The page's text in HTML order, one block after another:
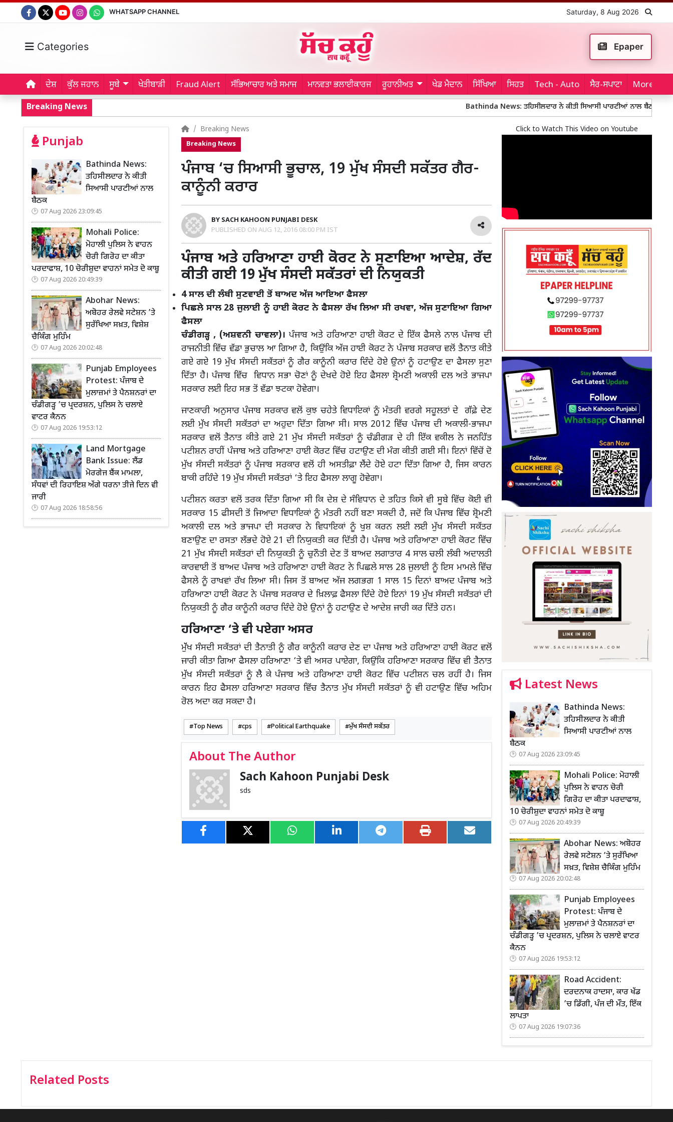
WHATSAPP CHANNEL Saturday, 8 Aug 2026
Categories Epaper
ਦੇਸ਼ ਕੁੱਲ ਜਹਾਨ ਸੂਬੇ ਖੇਤੀਬਾੜੀ Fraud Alert ਸੱਭਿਆਚਾਰ ਅਤੇ ਸਮਾਜ ਮਾਨਵਤਾ ਭਲਾਈਕਾਰਜ ਰੂਹਾਨੀਅਤ ਖੇਡ ਮੈਦਾਨ ਸਿੱਖਿਆ ਸਿਹਤ Tech - Auto ਸੈਰ-ਸਪਾਟਾ More...
Breaking News Bathinda News: ਤਹਿਸੀਲਦਾਰ ਨੇ ਕੀਤੀ ਸਿਆਸੀ ਪਾਰਟੀਆਂ ਨਾਲ ਬੈਠਕ
Punjab
Bathinda News:
ਤਹਿਸੀਲਦਾਰ ਨੇ ਕੀਤੀ
ਸਿਆਸੀ ਪਾਰਟੀਆਂ ਨਾਲ
ਬੈਠਕ
07 Aug 2026 23:09:45
Mohali Police:
ਮੋਹਾਲੀ ਪੁਲਿਸ ਨੇ ਵਾਹਨ
ਚੋਰੀ ਗਿਰੋਹ ਦਾ ਕੀਤਾ
ਪਰਦਾਫਾਸ਼, 10 ਚੋਰੀਸ਼ੁਦਾ ਵਾਹਨਾਂ ਸਮੇਤ ਦੋ ਕਾਬੂ
07 Aug 2026 20:49:39
Abohar News:
ਅਬੋਹਰ ਰੇਲਵੇ ਸਟੇਸ਼ਨ ’ਤੇ
ਸੁਰੱਖਿਆ ਸਖ਼ਤ, ਵਿਸ਼ੇਸ਼
ਚੈਕਿੰਗ ਮੁਹਿੰਮ
07 Aug 2026 20:02:48
Punjab Employees
Protest: ਪੰਜਾਬ ਦੇ
ਮੁਲਾਜ਼ਮਾਂ ਤੇ ਪੈਨਸ਼ਨਰਾਂ ਦਾ
ਚੰਡੀਗੜ੍ਹ ’ਚ ਪ੍ਰਦਰਸ਼ਨ, ਪੁਲਿਸ ਨੇ ਚਲਾਏ
ਵਾਟਰ ਕੈਨਨ
07 Aug 2026 19:53:12
Land Mortgage
Bank Issue: ਲੈਂਡ
ਮੋਰਗੇਜ ਬੈਂਕ ਮਾਮਲਾ,
ਸੰਧਵਾਂ ਦੀ ਰਿਹਾਇਸ਼ ਅੱਗੇ ਧਰਨਾ ਤੀਜੇ ਦਿਨ ਵੀ
ਜਾਰੀ
07 Aug 2026 18:58:56
Breaking News
Breaking News
ਪੰਜਾਬ ‘ਚ ਸਿਆਸੀ ਭੂਚਾਲ, 19 ਮੁੱਖ ਸੰਸਦੀ ਸਕੱਤਰ ਗੈਰ-
ਕਾਨੂੰਨੀ ਕਰਾਰ
BY SACH KAHOON PUNJABI DESK
PUBLISHED ON AUG 12, 2016 08:00 PM IST
ਪੰਜਾਬ ਅਤੇ ਹਰਿਆਣਾ ਹਾਈ ਕੋਰਟ ਨੇ ਸੁਣਾਇਆ ਆਦੇਸ਼, ਰੱਦ
ਕੀਤੀ ਗਈ 19 ਮੁੱਖ ਸੰਸਦੀ ਸਕੱਤਰਾਂ ਦੀ ਨਿਯੁਕਤੀ
4 ਸਾਲ ਦੀ ਲੰਬੀ ਸੁਣਵਾਈ ਤੋਂ ਬਾਅਦ ਅੱਜ ਆਇਆ ਫੈਸਲਾ
ਪਿਛਲੇ ਸਾਲ 28 ਜੁਲਾਈ ਨੂੰ ਹਾਈ ਕੋਰਟ ਨੇ ਫੈਸਲਾ ਰੱਖ ਲਿਆ ਸੀ ਰਖਵਾ, ਅੱਜ ਸੁਣਾਇਆ ਗਿਆ
ਫੈਸਲਾ
ਚੰਡੀਗੜ੍ਹ , (ਅਸ਼ਵਨੀ ਚਾਵਲਾ)। ਪੰਜਾਬ ਅਤੇ ਹਰਿਆਣਾ ਹਾਈ ਕੋਰਟ ਦੇ ਇੱਕ ਫੈਸਲੇ ਨਾਲ ਪੰਜਾਬ ਦੀ
ਰਾਜਨੀਤੀ ਵਿੱਚ ਵੱਡਾ ਭੁਚਾਲ ਆ ਗਿਆ ਹੈ, ਕਿਉਂਕਿ ਅੱਜ ਹਾਈ ਕੋਰਟ ਨੇ ਪੰਜਾਬ ਸਰਕਾਰ ਵਲੋਂ ਤੈਨਾਤ ਕੀਤੇ
ਗਏ ਗਏ 19 ਮੁੱਖ ਸੰਸਦੀ ਸਕੱਤਰਾਂ ਨੂੰ ਗੈਰ ਕਾਨੂੰਨੀ ਕਰਾਰ ਦਿੰਦੇ ਹੋਏ ਉਨਾਂ ਨੂੰ ਹਟਾਉਣ ਦਾ ਫੈਸਲਾ ਸੁਣਾ
ਦਿੱਤਾ ਹੈ। ਪੰਜਾਬ ਵਿੱਚ ਵਿਧਾਨ ਸਭਾ ਚੋਣਾਂ ਨੂੰ ਦੇਖਦੇ ਹੋਏ ਇਹ ਫੈਸਲਾ ਸ਼੍ਰੋਮਣੀ ਅਕਾਲੀ ਦਲ ਅਤੇ ਭਾਜਪਾ
ਸਰਕਾਰ ਲਈ ਇਹ ਸਭ ਤੋਂ ਵੱਡਾ ਝਟਕਾ ਹੋਵੇਗਾ।
ਜਾਣਕਾਰੀ ਅਨੁਸਾਰ ਪੰਜਾਬ ਸਰਕਾਰ ਵਲੋਂ ਕੁਝ ਚਹੇਤੇ ਵਿਧਾਇਕਾਂ ਨੂੰ ਮੰਤਰੀ ਵਰਗੇ ਸਹੂਲਤਾਂ ਦੇ ਗੱਫ਼ੇ ਦੇਣ
ਲਈ ਮੁੱਖ ਸੰਸਦੀ ਸਕੱਤਰਾਂ ਦਾ ਅਹੁਦਾ ਦਿੱਤਾ ਗਿਆ ਸੀ। ਸਾਲ 2012 ਵਿੱਚ ਪੰਜਾਬ ਦੀ ਅਕਾਲੀ-ਭਾਜਪਾ
ਸਰਕਾਰ ਵਲੋਂ ਤੈਨਾਤ ਕੀਤੇ ਗਏ 21 ਮੁੱਖ ਸੰਸਦੀ ਸਕੱਤਰਾਂ ਨੂੰ ਚੰਡੀਗੜ ਦੇ ਹੀ ਇੱਕ ਵਕੀਲ ਨੇ ਜਨਹਿੱਤ
ਪਟੀਸ਼ਨ ਰਾਹੀਂ ਪੰਜਾਬ ਅਤੇ ਹਰਿਆਣਾ ਹਾਈ ਕੋਰਟ ਵਿੱਚ ਹਟਾਉਣ ਦੀ ਮੰਗ ਕੀਤੀ ਗਈ ਸੀ। ਇਨਾਂ ਵਿੱਚੋਂ ਦੋ
ਮੁੱਖ ਸੰਸਦੀ ਸਕੱਤਰਾਂ ਨੂੰ ਪੰਜਾਬ ਸਰਕਾਰ ਵਲੋਂ ਹੀ ਅਸਤੀਫ਼ਾ ਲੈਂਦੇ ਹੋਏ ਹਟਾ ਦਿੱਤਾ ਗਿਆ ਹੈ, ਜਿਸ ਕਾਰਨ
ਬਾਕੀ ਰਹਿੰਦੇ 19 ਮੁੱਖ ਸੰਸਦੀ ਸਕੱਤਰਾਂ ‘ਤੇ ਇਹ ਫੈਸਲਾ ਲਾਗੂ ਹੋਵੇਗਾ।
ਪਟੀਸ਼ਨ ਕਰਤਾ ਵਲੋਂ ਤਰਕ ਦਿੱਤਾ ਗਿਆ ਸੀ ਕਿ ਦੇਸ਼ ਦੇ ਸੰਵਿਧਾਨ ਦੇ ਤਹਿਤ ਕਿਸੇ ਵੀ ਸੂਬੇ ਵਿੱਚ ਕੋਈ ਵੀ
ਸਰਕਾਰ 15 ਫੀਸਦੀ ਤੋਂ ਜਿਆਦਾ ਵਿਧਾਇਕਾਂ ਨੂੰ ਮੰਤਰੀ ਨਹੀਂ ਬਣਾ ਸਕਦੀ ਹੈ, ਜਦੋਂ ਕਿ ਪੰਜਾਬ ਵਿੱਚ ਸ਼੍ਰੋਮਣੀ
ਅਕਾਲੀ ਦਲ ਅਤੇ ਭਾਜਪਾ ਦੀ ਸਰਕਾਰ ਨੇ ਵਿਧਾਇਕਾਂ ਨੂੰ ਖੁਸ਼ ਕਰਨ ਲਈ ਲਈ ਮੁੱਖ ਸੰਸਦੀ ਸਕੱਤਰ
ਬਣਾਉਣ ਦਾ ਰਸਤਾ ਲੱਭਦੇ ਹੋਏ 21 ਦੀ ਨਿਯੁਕਤੀ ਕਰ ਦਿੱਤੀ ਹੈ। ਪੰਜਾਬ ਅਤੇ ਹਰਿਆਣਾ ਹਾਈ ਕੋਰਟ ਵਿੱਚ
21 ਮੁੱਖ ਸੰਸਦੀ ਸਕੱਤਰਾਂ ਦੀ ਨਿਯੁਕਤੀ ਨੂੰ ਚੁਨੌਤੀ ਦੇਣ ਤੋਂ ਬਾਅਦ ਲਗਾਤਾਰ 4 ਸਾਲ ਚਲੀ ਲੰਬੀ ਅਦਾਲਤੀ
ਕਾਰਵਾਈ ਤੋਂ ਬਾਅਦ ਪੰਜਾਬ ਅਤੇ ਹਰਿਆਣਾ ਹਾਈ ਕੋਰਟ ਨੇ ਪਿਛਲੇ ਸਾਲ 28 ਜੁਲਾਈ ਨੂੰ ਇਸ ਮਾਮਲੇ ਵਿੱਚ
ਫੈਸਲੇ ਨੂੰ ਰਾਖਵਾਂ ਰੱਖ ਲਿਆ ਸੀ। ਜਿਸ ਤੋਂ ਬਾਅਦ ਅੱਜ ਲਗਭਗ 1 ਸਾਲ 15 ਦਿਨਾਂ ਬਾਅਦ ਪੰਜਾਬ ਅਤੇ
ਹਰਿਆਣਾ ਹਾਈ ਕੋਰਟ ਨੇ ਪੰਜਾਬ ਸਰਕਾਰ ਦੇ ਖ਼ਿਲਾਫ਼ ਫੈਸਲਾ ਦਿੰਦੇ ਹੋਏ ਇਨਾਂ 19 ਮੁੱਖ ਸੰਸਦੀ ਸਕੱਤਰਾਂ ਦੀ
ਨਿਯੁਕਤੀ ਨੂੰ ਗੈਰ ਕਾਨੂੰਨੀ ਕਰਾਰ ਦਿੰਦੇ ਹੋਏ ਉਨਾਂ ਨੂੰ ਹਟਾਉਣ ਦੇ ਆਦੇਸ਼ ਜਾਰੀ ਕਰ ਦਿੱਤੇ ਹਨ।
ਹਰਿਆਣਾ ‘ਤੇ ਵੀ ਪਏਗਾ ਅਸਰ
ਮੁੱੱਖ ਸੰਸਦੀ ਸਕੱਤਰਾਂ ਦੀ ਤੈਨਾਤੀ ਨੂੰ ਗੈਰ ਕਾਨੂੰਨੀ ਕਰਾਰ ਦੇਣ ਦਾ ਪੰਜਾਬ ਅਤੇ ਹਰਿਆਣਾ ਹਾਈ ਕੋਰਟ ਵਲੋਂ
ਜਾਰੀ ਕੀਤਾ ਗਿਆ ਫੈਸਲਾ ਹਰਿਆਣਾ ‘ਤੇ ਵੀ ਅਸਰ ਪਾਏਗਾ, ਕਿਉਂਕਿ ਹਰਿਆਣਾ ਸਰਕਾਰ ਵਿੱਚ ਵੀ ਤੈਨਾਤ
ਮੁੱਖ ਸੰਸਦੀ ਸਕੱਤਰਾਂ ਨੂੰ ਲੈ ਕੇ ਪੰਜਾਬ ਅਤੇ ਹਰਿਆਣਾ ਹਾਈ ਕੋਰਟ ਵਿੱਚ ਪਟੀਸ਼ਨ ਚਲ ਰਹੀਂ ਹੈ। ਜਿਸ
ਕਾਰਨ ਇਹ ਫੈਸਲਾ ਹਰਿਆਣਾ ਸਰਕਾਰ ਵਿੱਚ ਤੈਨਾਤ ਮੁੱਖ ਸੰਸਦੀ ਸਕੱਤਰਾਂ ਨੂੰ ਵੀ ਹਟਾਉਣ ਵਿੱਚ ਅਹਿਮ
ਰੋਲ ਅਦਾ ਕਰ ਸਕਦਾ ਹੈ।
Top News cps Political Earthquake ਮੁੱਖ ਸੰਸਦੀ ਸਕੱਤਰ
About The Author
Sach Kahoon Punjabi Desk
sds
Click to Watch This Video on Youtube
Latest News
Bathinda News:
ਤਹਿਸੀਲਦਾਰ ਨੇ ਕੀਤੀ
ਸਿਆਸੀ ਪਾਰਟੀਆਂ ਨਾਲ
ਬੈਠਕ
07 Aug 2026 23:09:45
Mohali Police: ਮੋਹਾਲੀ
ਪੁਲਿਸ ਨੇ ਵਾਹਨ ਚੋਰੀ
ਗਿਰੋਹ ਦਾ ਕੀਤਾ ਪਰਦਾਫਾਸ਼,
10 ਚੋਰੀਸ਼ੁਦਾ ਵਾਹਨਾਂ ਸਮੇਤ ਦੋ ਕਾਬੂ
07 Aug 2026 20:49:39
Abohar News: ਅਬੋਹਰ
ਰੇਲਵੇ ਸਟੇਸ਼ਨ ’ਤੇ ਸੁਰੱਖਿਆ
ਸਖ਼ਤ, ਵਿਸ਼ੇਸ਼ ਚੈਕਿੰਗ ਮੁਹਿੰਮ
07 Aug 2026 20:02:48
Punjab Employees
Protest: ਪੰਜਾਬ ਦੇ
ਮੁਲਾਜ਼ਮਾਂ ਤੇ ਪੈਨਸ਼ਨਰਾਂ ਦਾ
ਚੰਡੀਗੜ੍ਹ ’ਚ ਪ੍ਰਦਰਸ਼ਨ, ਪੁਲਿਸ ਨੇ ਚਲਾਏ ਵਾਟਰ
ਕੈਨਨ
07 Aug 2026 19:53:12
Road Accident:
ਦਰਦਨਾਕ ਹਾਦਸਾ, ਕਾਰ ਖੱਡ
’ਚ ਡਿੱਗੀ, ਪੰਜ ਦੀ ਮੌਤ, ਇੱਕ
ਲਾਪਤਾ
07 Aug 2026 19:07:36
Related Posts